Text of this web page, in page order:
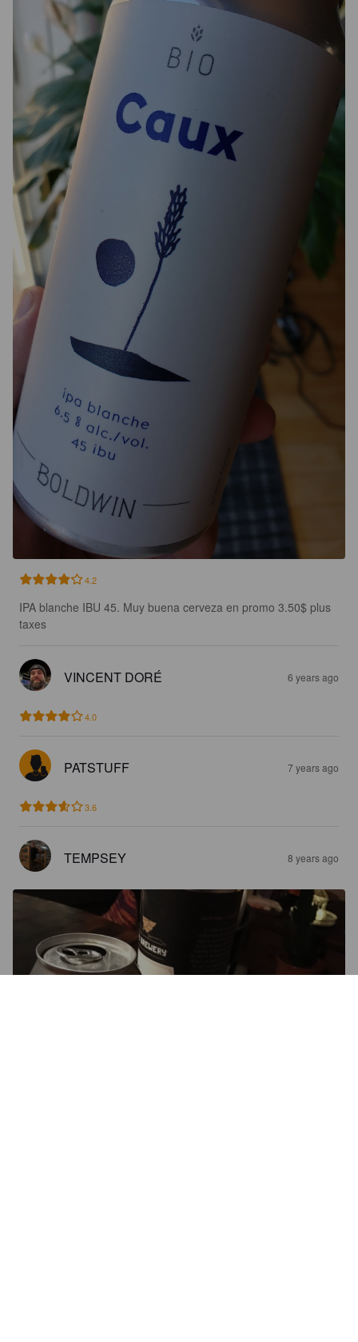
4.2
IPA blanche IBU 45. Muy buena cerveza en promo 3.50$ plus
taxes
VINCENT DORÉ 6 years ago
4.0
PATSTUFF 7 years ago
3.6
TEMPSEY 8 years ago